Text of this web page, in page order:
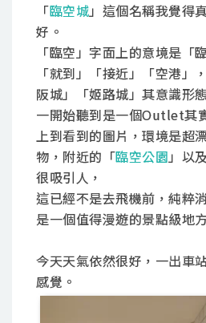
「臨空城」這個名稱我覺得
好。
「臨空」字面上的意境是「
「就到」「接近」「空港」
阪城」「姬路城」其意識形
一開始聽到是一個Outlet其
上到看到的圖片，環境是超
物，附近的「臨空公園」以
很吸引人，
這已經不是去飛機前，純粹
是一個值得漫遊的景點級地
今天天氣依然很好，一出車
感覺。